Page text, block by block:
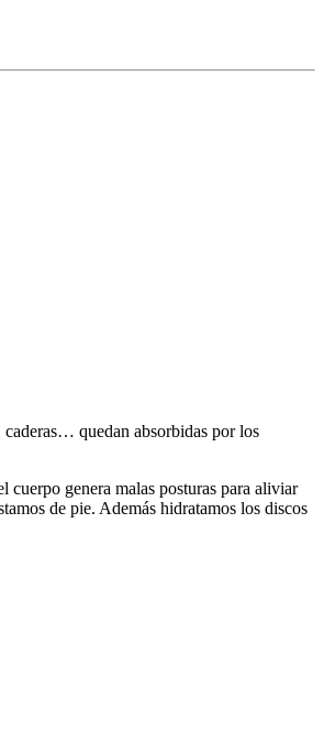
caderas… quedan absorbidas por los
cuerpo genera malas posturas para aliviar
de pie. Además hidratamos los discos